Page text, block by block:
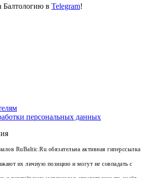
Балтологию в Telegram!
персональных данных
RuBaltic.Ru обязательна активная гиперссылка
их личную позицию и могут не совпадать с